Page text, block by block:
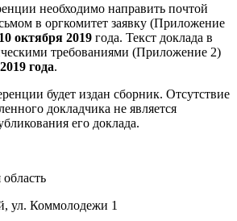
необходимо направить почтой
в оргкомитет заявку (Приложение
10 октября 2019 года. Текст доклада в
требованиями (Приложение 2)
года.
будет издан сборник. Отсутствие
докладчика не является
его доклада.
ул. Коммолодежи 1